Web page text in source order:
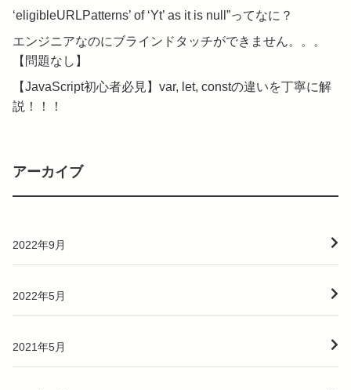
‘eligibleURLPatterns’ of ‘Yt’ as it is null”ってなに？
エンジニアなのにブラインドタッチができません。。。
【問題なし】
【JavaScript初心者必見】var, let, constの違いを丁寧に解
説！！！
アーカイブ
2022年9月
2022年5月
2021年5月